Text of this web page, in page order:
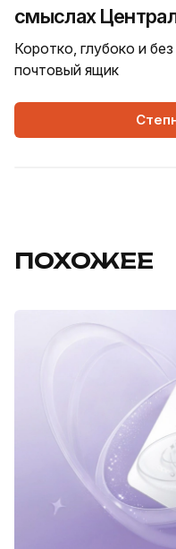
смыслах
Коротко, глубоко и
почтовый ящик
ПОХОЖЕЕ